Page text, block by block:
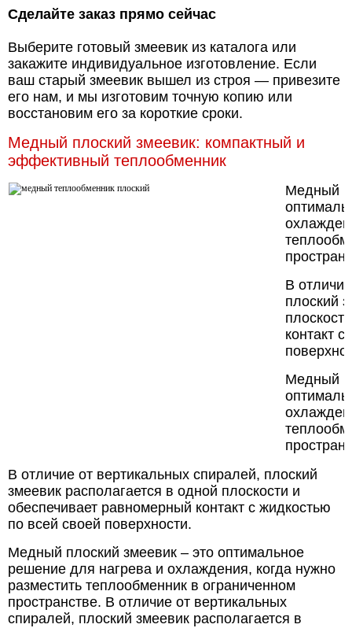
Сделайте заказ прямо сейчас
Выберите готовый змеевик из каталога или
закажите индивидуальное изготовление. Если
ваш старый змеевик вышел из строя — привезите
его нам, и мы изготовим точную копию или
восстановим его за короткие сроки.
Медный плоский змеевик: компактный и
эффективный теплообменник
Медный
В
плоский
контакт
Медный
В отличие от вертикальных спиралей, плоский
змеевик располагается в одной плоскости и
обеспечивает равномерный контакт с жидкостью
по всей своей поверхности.
Медный плоский змеевик – это оптимальное
решение для нагрева и охлаждения, когда нужно
разместить теплообменник в ограниченном
пространстве. В отличие от вертикальных
спиралей, плоский змеевик располагается в